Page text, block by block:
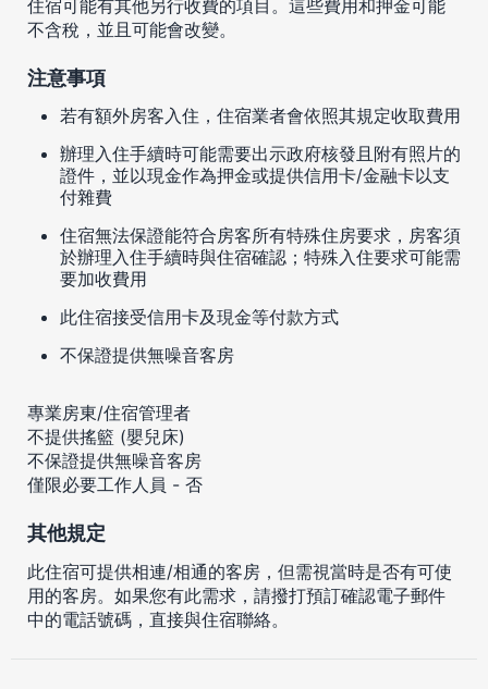
住宿可能有其他另行收費的項目。這些費用和押金可能
不含稅，並且可能會改變。
注意事項
若有額外房客入住，住宿業者會依照其規定收取費用
辦理入住手續時可能需要出示政府核發且附有照片的
證件，並以現金作為押金或提供信用卡/金融卡以支
付雜費
住宿無法保證能符合房客所有特殊住房要求，房客須
於辦理入住手續時與住宿確認；特殊入住要求可能需
要加收費用
此住宿接受信用卡及現金等付款方式
不保證提供無噪音客房
專業房東/住宿管理者
不提供搖籃 (嬰兒床)
不保證提供無噪音客房
僅限必要工作人員 - 否
其他規定
此住宿可提供相連/相通的客房，但需視當時是否有可使
用的客房。如果您有此需求，請撥打預訂確認電子郵件
中的電話號碼，直接與住宿聯絡。